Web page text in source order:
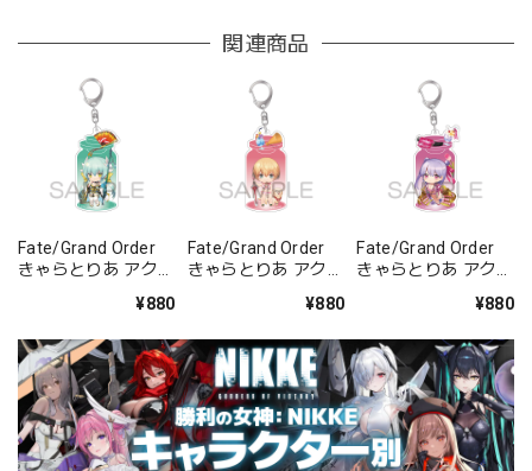
関連商品
Fate/Grand Order
きゃらとりあ アクリ
¥880
Fate/Grand Order
きゃらとりあ アクリ
¥880
Fate/Grand Order
きゃらとりあ アクリ
バー/パッションリ
¥880